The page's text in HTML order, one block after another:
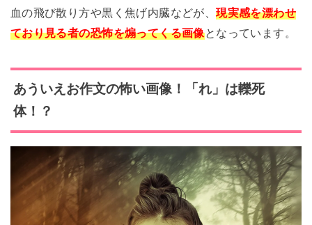
血の飛び散り方や黒く焦げ内臓などが、現実感を漂わせ
ており見る者の恐怖を煽ってくる画像となっています。
あういえお作文の怖い画像！「れ」は轢死
体！？